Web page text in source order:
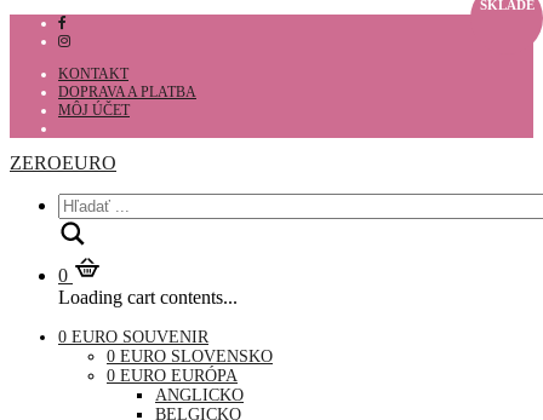
KONTAKT
DOPRAVA A PLATBA
MÔJ ÚČET
ZEROEURO
0
Loading cart contents...
0 EURO SOUVENIR
0 EURO SLOVENSKO
0 EURO EURÓPA
ANGLICKO
BELGICKO
SKLADE